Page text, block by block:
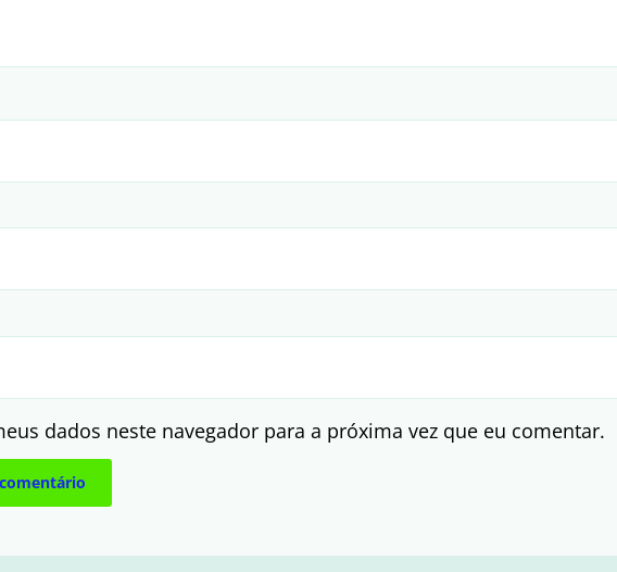
dados neste navegador para a próxima vez que eu comentar.